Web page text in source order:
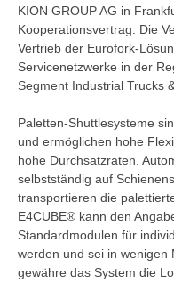
KION GROUP AG in
Kooperationsvertrag. Die
Vertrieb der Eurofork-
Servicenetzwerke in der
Segment Industrial Trucks
Paletten-Shuttlesysteme
und ermöglichen hohe
hohe Durchsatzraten.
selbstständig auf
transportieren die
E4CUBE® kann den
Standardmodulen für
werden und sei in wenigen
gewähre das System die